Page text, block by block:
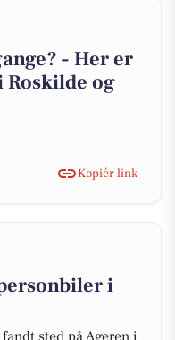
- Her er
og
Kopiér link
i
sted på Ageren i